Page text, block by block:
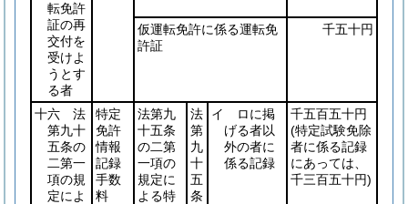
転免許
証の再
交付を
受けよ
うとす
る者
仮運転免許に係る運転免
許証
千五十円
十六 法
第九十
五条の
二第一
項の規
定によ
特定
免許
情報
記録
手数
料
法第九
十五条
の二第
一項の
規定に
よる特
法
第
九
十
五
条
イ ロに掲
げる者以
外の者に
係る記録
千五百五十円
(特定試験免除
者に係る記録
にあっては、
千三百五十円)